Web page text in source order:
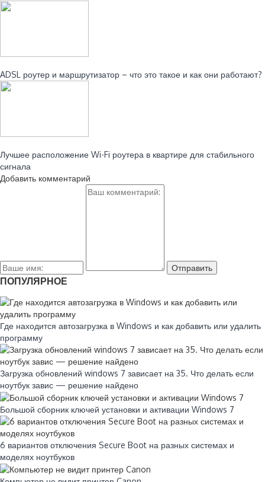
ADSL роутер и маршрутизатор – что это такое и как они работают?
Лучшее расположение Wi-Fi роутера в квартире для стабильного
сигнала
Добавить комментарий
ПОПУЛЯРНОЕ
Где находится автозагрузка в Windows и как добавить или удалить
программу
Загрузка обновлений windows 7 зависает на 35. Что делать если
ноутбук завис — решение найдено
Большой сборник ключей установки и активации Windows 7
6 вариантов отключения Secure Boot на разных системах и
моделях ноутбуков